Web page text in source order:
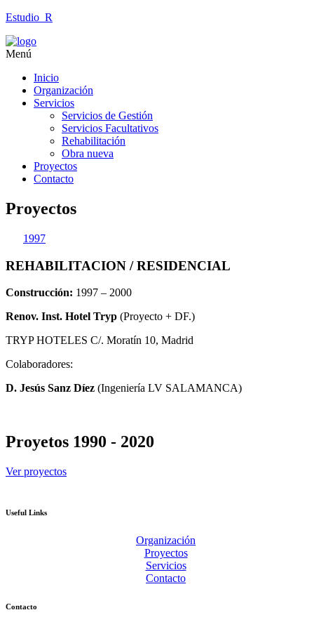
Estudio_R
Menú
Inicio
Organización
Servicios
Servicios de Gestión
Servicios Facultativos
Rehabilitación
Obra nueva
Proyectos
Contacto
Proyectos
1997
REHABILITACION / RESIDENCIAL
Construcción: 1997 – 2000
Renov. Inst. Hotel Tryp (Proyecto + DF.)
TRYP HOTELES C/. Moratín 10, Madrid
Colaboradores:
D. Jesús Sanz Díez (Ingeniería LV SALAMANCA)
Proyetos 1990 - 2020
Ver proyectos
Useful Links
Organización
Proyectos
Servicios
Contacto
Contacto